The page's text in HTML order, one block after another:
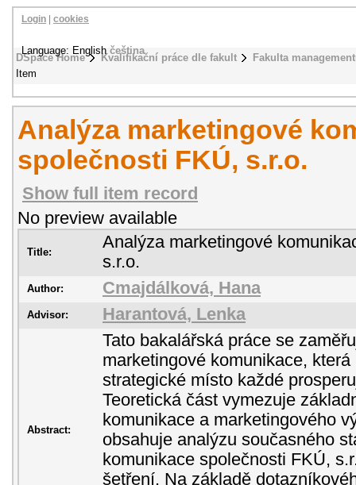
DSpace Home Kvalifikační práce dle fakult
Fakulta
Item
Login cookies
Language: Englishčeština
Analýza marketingové
společnosti FKÚ, s.r.o.
Show full item record
No preview available
Title:
Analýza marketingové
s.r.o.
Author: Cmajdálková, Hana
Advisor: Harantová, Lenka
Abstract:
Tato bakalářská práce se
marketingové komunikace,
strategické místo každé
Teoretická část vymezuje
komunikace a marketingového
obsahuje analýzu současného
komunikace společnosti FKÚ,
šetření. Na základě